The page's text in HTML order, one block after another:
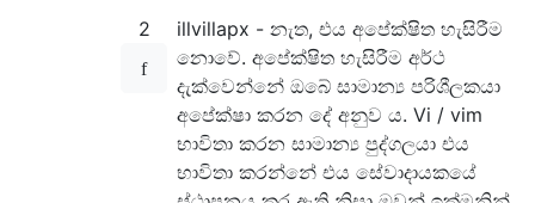
2
illvillapx - නැත, එය අපේක්ෂිත හැසිරීම
නොවේ. අපේක්ෂිත හැසිරීම අර්ථ
දැක්වෙන්නේ ඔබේ සාමාන්‍ය පරිශීලකයා
අපේක්ෂා කරන දේ අනුව ය. Vi / vim
භාවිතා කරන සාමාන්‍ය පුද්ගලයා එය
භාවිතා කරන්නේ එය සේවාදායකයේ